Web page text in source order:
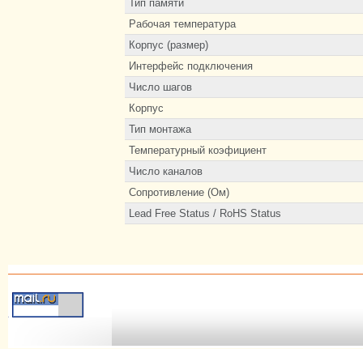
Тип памяти
Рабочая температура
Корпус (размер)
Интерфейс подключения
Число шагов
Корпус
Тип монтажа
Температурный коэфициент
Число каналов
Сопротивление (Ом)
Lead Free Status / RoHS Status